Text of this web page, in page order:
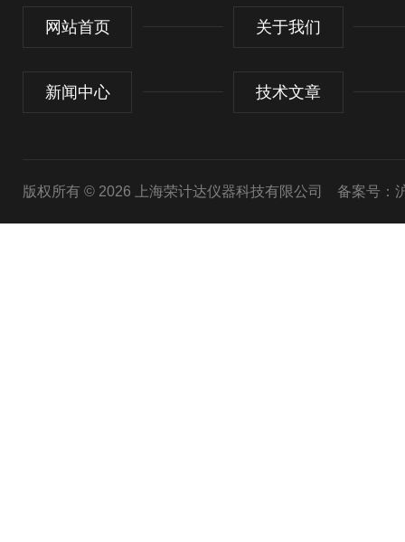
网站首页 关于我们
新闻中心 技术文章
版权所有 © 2026 上海荣计达仪器科技有限公司 备案号：